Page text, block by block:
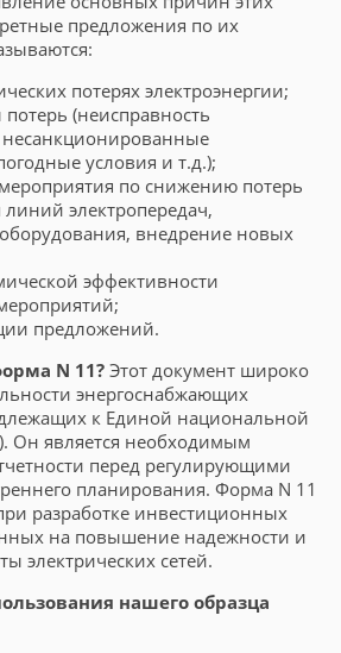
предложения по их
потерях электроэнергии;
(неисправность
условия и т.д.);
по снижению потерь
линий электропередач,
внедрение новых
эффективности
предложений.
N 11? Этот документ широко
энергоснабжающих
к Единой национальной
Он является необходимым
перед регулирующими
планирования. Форма N 11
разработке инвестиционных
на повышение надежности и
электрических сетей.
нашего образца